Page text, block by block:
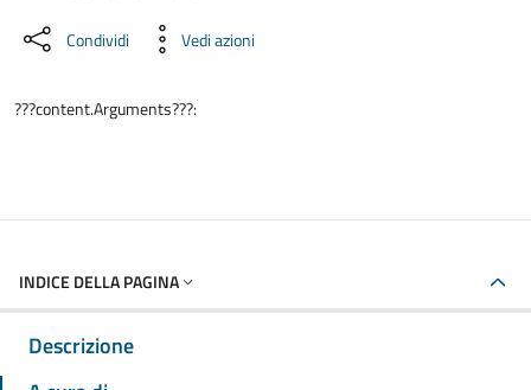
Condividi Vedi azioni
???content.Arguments???:
INDICE DELLA PAGINA
Descrizione